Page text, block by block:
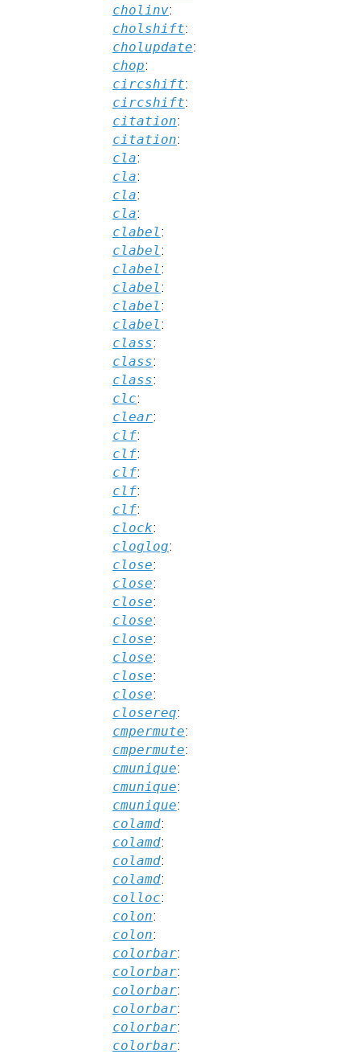
cholinv:
cholshift:
cholupdate:
chop:
circshift:
circshift:
citation:
citation:
cla:
cla:
cla:
cla:
clabel:
clabel:
clabel:
clabel:
clabel:
clabel:
class:
class:
class:
clc:
clear:
clf:
clf:
clf:
clf:
clf:
clock:
cloglog:
close:
close:
close:
close:
close:
close:
close:
close:
closereq:
cmpermute:
cmpermute:
cmunique:
cmunique:
cmunique:
colamd:
colamd:
colamd:
colamd:
colloc:
colon:
colon:
colorbar:
colorbar:
colorbar:
colorbar:
colorbar:
colorbar: